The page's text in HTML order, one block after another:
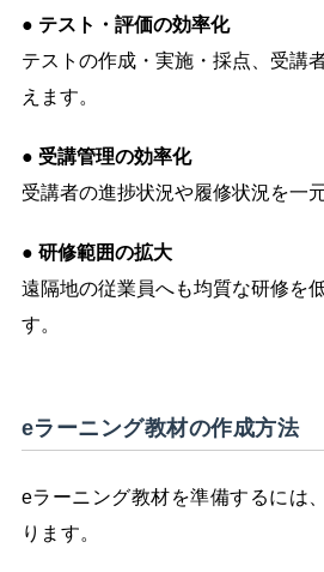
● テスト・評価の効率化
テストの作成・実施・採点、受講
えます。
● 受講管理の効率化
受講者の進捗状況や履修状況を一
● 研修範囲の拡大
遠隔地の従業員へも均質な研修を
す。
eラーニング教材の作成方法
eラーニング教材を準備するには
ります。